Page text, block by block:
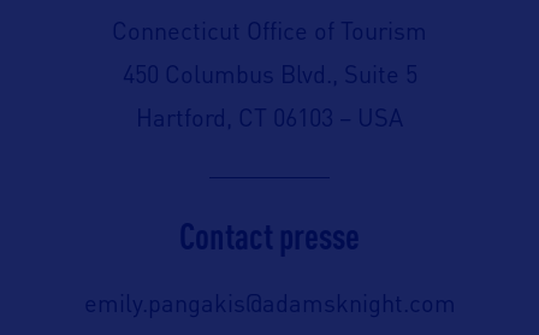
Connecticut Office of Tourism
450 Columbus Blvd., Suite 5
Hartford, CT 06103 – USA
Contact presse
emily.pangakis@adamsknight.com